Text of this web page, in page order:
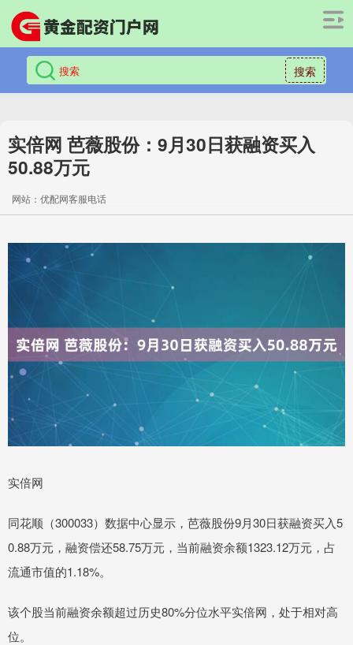
搜索
实倍网 芭薇股份：9月30日获融资买入
50.88万元
网站：优配网客服电话
实倍网
同花顺（300033）数据中心显示，芭薇股份9月30日获融资买入5
0.88万元，融资偿还58.75万元，当前融资余额1323.12万元，占
流通市值的1.18%。
该个股当前融资余额超过历史80%分位水平实倍网，处于相对高
位。